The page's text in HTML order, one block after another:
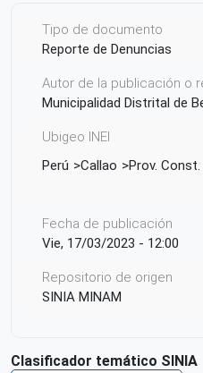
Tipo de documento
Reporte de Denuncias
Autor de la publicación o
Municipalidad Distrital de
Ubigeo INEI
Perú
Callao Prov.
Fecha de publicación
Vie, 17/03/2023 - 12:00
Repositorio de origen
SINIA MINAM
Clasificador temático SINIA